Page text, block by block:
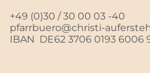
+49 (0)30 / 30 00 03 -40
pfarrbuero@christi-
IBAN DE62 3706 0193 6006